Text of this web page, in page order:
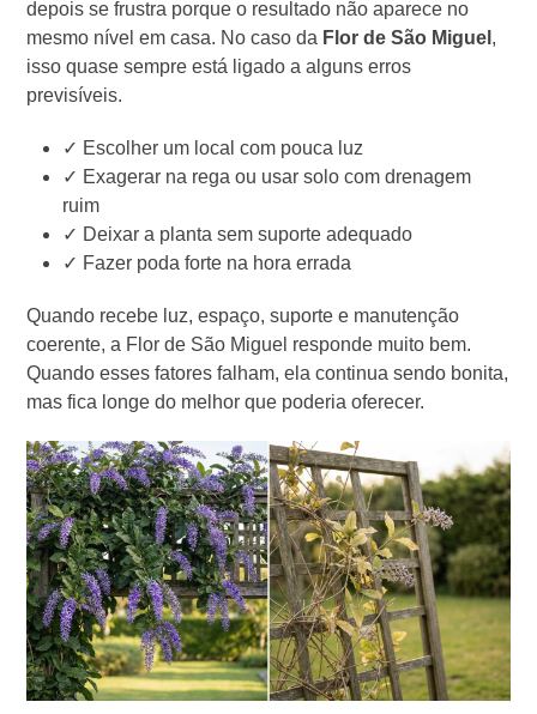
depois se frustra porque o resultado não aparece no
mesmo nível em casa. No caso da Flor de São Miguel ,
isso quase sempre está ligado a alguns erros
previsíveis.
✓ Escolher um local com pouca luz
✓ Exagerar na rega ou usar solo com drenagem
ruim
✓ Deixar a planta sem suporte adequado
✓ Fazer poda forte na hora errada
Quando recebe luz, espaço, suporte e manutenção
coerente, a Flor de São Miguel responde muito bem.
Quando esses fatores falham, ela continua sendo bonita,
mas fica longe do melhor que poderia oferecer.